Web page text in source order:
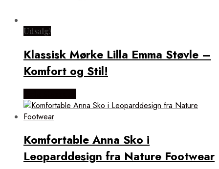
Udsalg!
Klassisk Mørke Lilla Emma Støvle –
Komfort og Stil!
Komfortable Anna Sko i
Leoparddesign fra Nature Footwear